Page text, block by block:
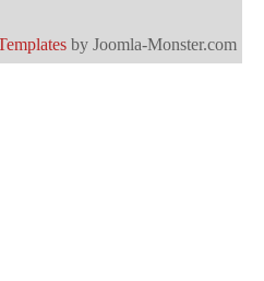
by Joomla-Monster.com